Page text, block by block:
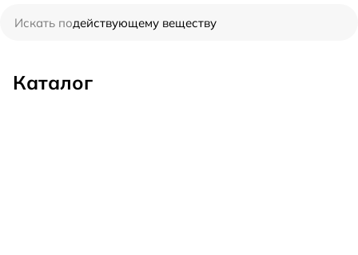
Искать подействующему веществу
симптому
Каталог